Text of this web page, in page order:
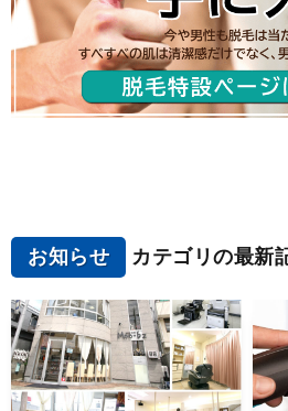
お知らせ カテゴリの最新